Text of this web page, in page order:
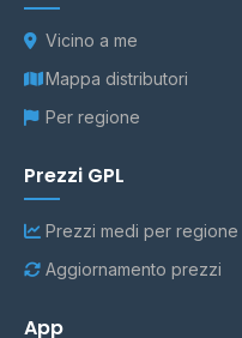
Vicino a me
Mappa distributori
Per regione
Prezzi GPL
Prezzi medi per regione
Aggiornamento prezzi
App